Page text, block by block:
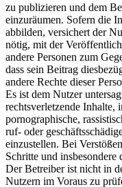
zu publizieren und dem
einzuräumen. Sofern die
abbilden, versichert der
nötig, mit der
andere Personen zum
dass sein Beitrag
andere Rechte dieser
Es ist dem Nutzer
rechtsverletzende Inhalte,
pornographische,
ruf- oder
einzustellen. Bei
Schritte und
Der Betreiber ist nicht in
Nutzern im Voraus zu